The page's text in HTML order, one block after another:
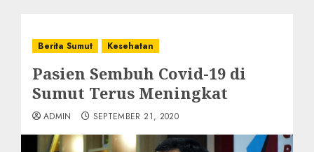
Berita Sumut Kesehatan
Pasien Sembuh Covid-19 di
Sumut Terus Meningkat
ADMIN SEPTEMBER 21, 2020